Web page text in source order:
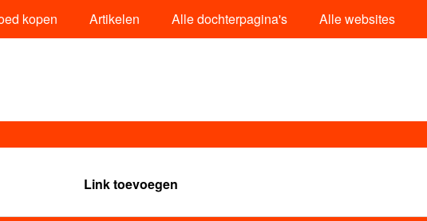
kopen Artikelen Alle dochterpagina's Alle websites
Link toevoegen